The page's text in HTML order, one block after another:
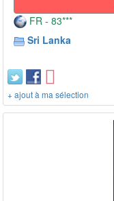
FR - 83***
Sri Lanka
+ ajout à ma sélection